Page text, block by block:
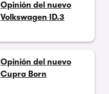
Opinión del nuevo
Volkswagen ID.3
Opinión del nuevo
Cupra Born